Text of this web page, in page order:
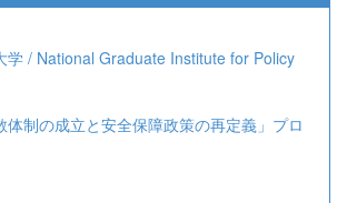
学 / National Graduate Institute for Policy
体制の成立と安全保障政策の再定義」プロ